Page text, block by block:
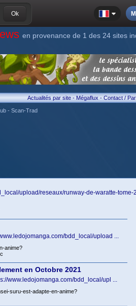
en provenance de 1 des 24 sites
Actualités par site-Mégaflux-Contact /
- Scan-Trad
upload/reseaux/runway-de-waratte-tome-
bdd_local/upload ...
anime?
en Octobre 2021
www.ledojomanga.com/bdd_local/upl ...
suru-est-adapte-en-anime?